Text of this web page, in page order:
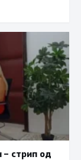
стрип од